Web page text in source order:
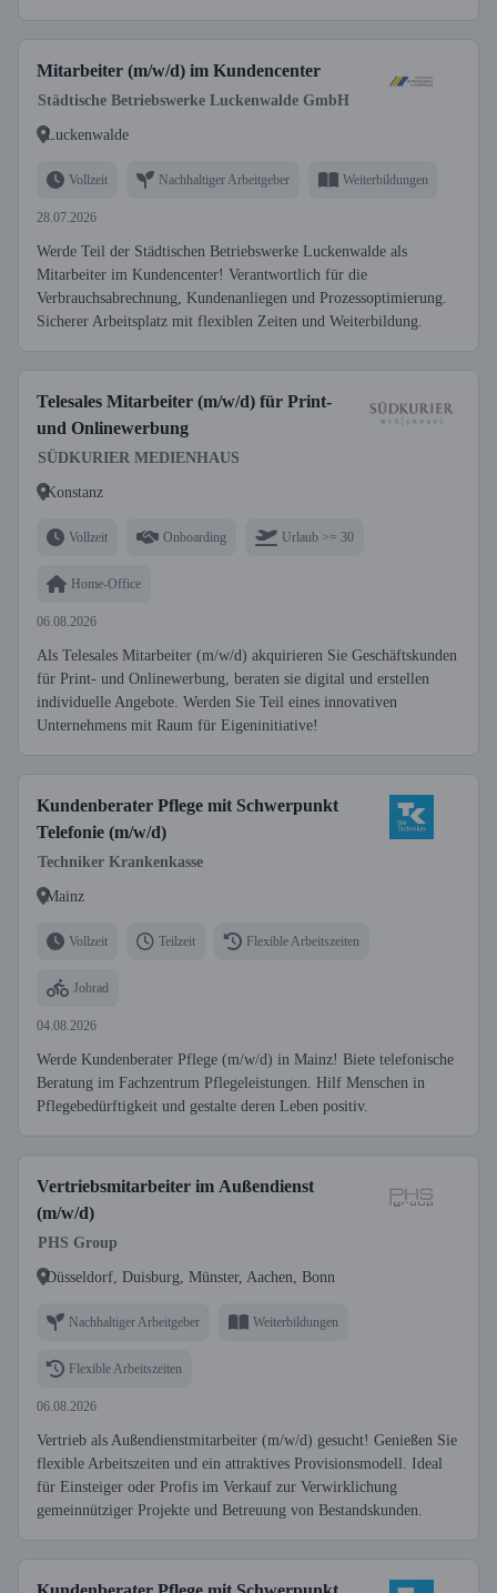
Mitarbeiter (m/w/d) im Kundencenter
Städtische Betriebswerke Luckenwalde GmbH
Luckenwalde
Vollzeit Nachhaltiger Arbeitgeber Weiterbildungen
28.07.2026
Werde Teil der Städtischen Betriebswerke Luckenwalde als
Mitarbeiter im Kundencenter! Verantwortlich für die
Verbrauchsabrechnung, Kundenanliegen und Prozessoptimierung.
Sicherer Arbeitsplatz mit flexiblen Zeiten und Weiterbildung.
Telesales Mitarbeiter (m/w/d) für Print-
und Onlinewerbung
SÜDKURIER MEDIENHAUS
Konstanz
Vollzeit Onboarding Urlaub >= 30
Home-Office
06.08.2026
Als Telesales Mitarbeiter (m/w/d) akquirieren Sie Geschäftskunden
für Print- und Onlinewerbung, beraten sie digital und erstellen
individuelle Angebote. Werden Sie Teil eines innovativen
Unternehmens mit Raum für Eigeninitiative!
Kundenberater Pflege mit Schwerpunkt
Telefonie (m/w/d)
Techniker Krankenkasse
Mainz
Vollzeit Teilzeit Flexible Arbeitszeiten
Jobrad
04.08.2026
Werde Kundenberater Pflege (m/w/d) in Mainz! Biete telefonische
Beratung im Fachzentrum Pflegeleistungen. Hilf Menschen in
Pflegebedürftigkeit und gestalte deren Leben positiv.
Vertriebsmitarbeiter im Außendienst
(m/w/d)
PHS Group
Düsseldorf, Duisburg, Münster, Aachen, Bonn
Nachhaltiger Arbeitgeber Weiterbildungen
Flexible Arbeitszeiten
06.08.2026
Vertrieb als Außendienstmitarbeiter (m/w/d) gesucht! Genießen Sie
flexible Arbeitszeiten und ein attraktives Provisionsmodell. Ideal
für Einsteiger oder Profis im Verkauf zur Verwirklichung
gemeinnütziger Projekte und Betreuung von Bestandskunden.